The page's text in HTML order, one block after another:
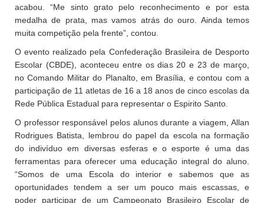
acabou. “Me sinto grato pelo reconhecimento e por esta
medalha de prata, mas vamos atrás do ouro. Ainda temos
muita competição pela frente”, contou.
O evento realizado pela Confederação Brasileira de Desporto
Escolar (CBDE), aconteceu entre os dias 20 e 23 de março,
no Comando Militar do Planalto, em Brasília, e contou com a
participação de 11 atletas de 16 a 18 anos de cinco escolas da
Rede Pública Estadual para representar o Espirito Santo.
O professor responsável pelos alunos durante a viagem, Allan
Rodrigues Batista, lembrou do papel da escola na formação
do indivíduo em diversas esferas e o esporte é uma das
ferramentas para oferecer uma educação integral do aluno.
“Somos de uma Escola do interior e sabemos que as
oportunidades tendem a ser um pouco mais escassas, e
poder participar de um Campeonato Brasileiro Escolar de